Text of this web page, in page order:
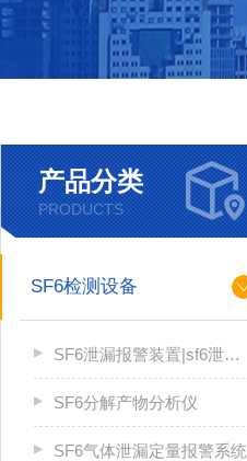
产品分类
PRODUCTS
SF6检测设备
SF6泄漏报警装置|sf6泄漏报警系统
SF6分解产物分析仪
SF6气体泄漏定量报警系统